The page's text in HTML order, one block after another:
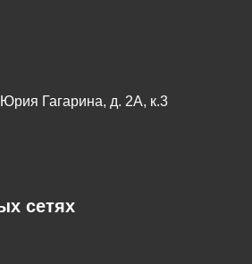
Гагарина, д. 2А, к.3
сетях